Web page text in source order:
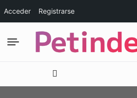
Acceder Registrarse